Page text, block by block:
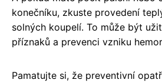
konečníku, zkuste provedení
solných koupelí. To může být
příznaků a prevenci vzniku
Pamatujte si, že preventivní